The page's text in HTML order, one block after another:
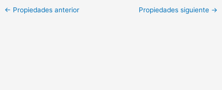
← Propiedades anterior Propiedades siguiente →